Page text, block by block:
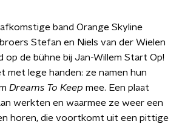
band Orange Skyline
Stefan en Niels van der Wielen
de bühne bij Jan-Willem Start Op!
met lege handen: ze namen hun
Dreams To Keep mee. Een plaat
werkten en waarmee ze weer een
horen, die voortkomt uit een pittige